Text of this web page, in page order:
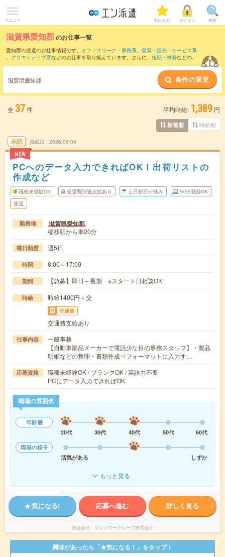
メニュー 気になる! ログイン 検索
滋賀県愛知郡のお仕事一覧
愛知郡の派遣のお仕事情報です。 オフィスワーク・事務系、 営業・販売・サービス系
、 クリエイティブ系などのお仕事を取り揃えています。さらに、 短期 ・ 単発などの期
また、彦根市・
など隣接エリアのお仕事もご確認いた
だけます。
滋賀県愛知郡 条件の変更
全 37件 平均時給: 1,389 円
新着順 時給順
未読
NEW
掲載日 2026/08/06
PCへのデータ入力できればOK！出荷リストの
作成など
職種未経験OK 交通費別途支給あり 土日祝日が休み WEB登録OK
派遣
勤務地 滋賀県愛知郡
稲枝駅から車20分
曜日頻度 週5日
時間 8:00～17:00
期間 【急募】即日～長期 ※スタート日相談OK
時給 時給1400円＋交
交通費
交通費支給あり
仕事内容
一般事務
【自動車部品メーカーで電話少な目の事務スタッフ】・製品
明細などの整理・書類作成⇒フォーマットに入力す…
応募資格
職種未経験OK / ブランクOK / 英語力不要
PCにデータ入力できればOK
職場の雰囲気
年齢層
20代
30代 40代 50代
60代
職場の様子
活気がある
しずか
もっと見る
気になる! 応募へ進む 詳しく見る
派遣会社 マンパワーグループ株式会社
興味があったら「★気になる！」をタップ！